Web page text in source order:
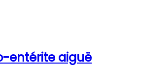
entérite aiguë